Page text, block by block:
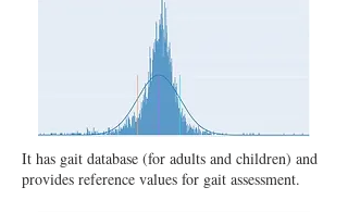
It has gait database (for adults and children) and
provides reference values for gait assessment.